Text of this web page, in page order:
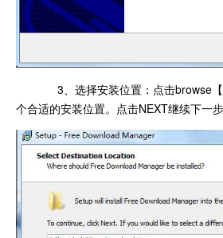
3、选择安装位置：点击browse
个合适的安装位置。点击NEXT继续下一步